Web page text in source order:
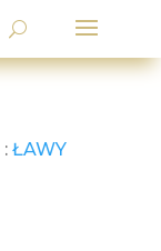
U
: ŁAWY